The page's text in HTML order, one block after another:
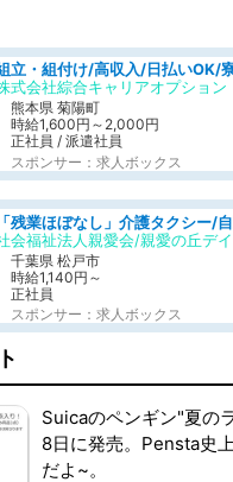
式会社綜合キャリアオプション
熊本県 菊陽町
時給1,600円～2,000円
正社員 / 派遣社員
スポンサー：求人ボックス
千葉県 松戸市
時給1,140円～
正社員
スポンサー：求人ボックス
Suicaのペンギン"夏の
8日に発売。Pensta史
だよ~。